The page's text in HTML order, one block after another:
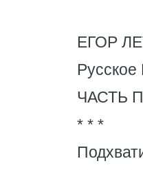
ЕГОР
ЧАСТЬ
* * *